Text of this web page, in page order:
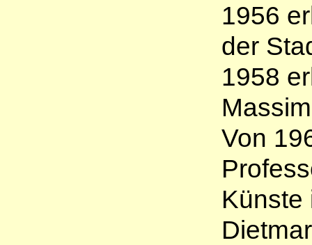
1956
der
1958
Von
Künste